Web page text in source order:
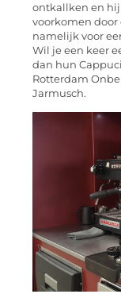
ontkallken en
voorkomen door
namelijk voor
Wil je een keer
dan hun
Rotterdam
Jarmusch.